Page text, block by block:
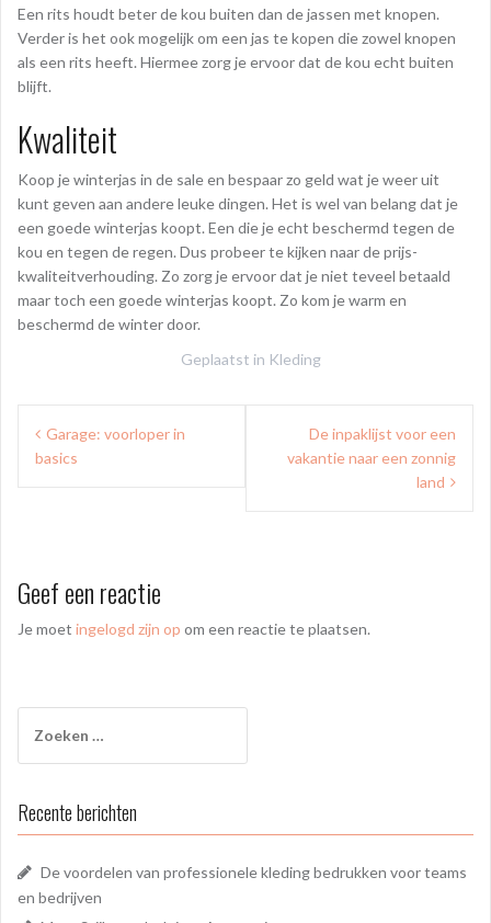
Een rits houdt beter de kou buiten dan de jassen met knopen.
Verder is het ook mogelijk om een jas te kopen die zowel knopen
als een rits heeft. Hiermee zorg je ervoor dat de kou echt buiten
blijft.
Kwaliteit
Koop je winterjas in de sale en bespaar zo geld wat je weer uit
kunt geven aan andere leuke dingen. Het is wel van belang dat je
een goede winterjas koopt. Een die je echt beschermd tegen de
kou en tegen de regen. Dus probeer te kijken naar de prijs-
kwaliteitverhouding. Zo zorg je ervoor dat je niet teveel betaald
maar toch een goede winterjas koopt. Zo kom je warm en
beschermd de winter door.
Geplaatst in Kleding
Bericht
navigatie
Garage: voorloper in
basics
De inpaklijst voor een
vakantie naar een zonnig
land
Geef een reactie
Je moet ingelogd zijn op om een reactie te plaatsen.
naar:
Recente berichten
De voordelen van professionele kleding bedrukken voor teams
en bedrijven